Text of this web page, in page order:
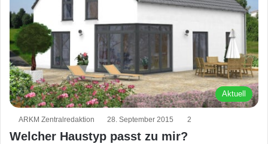
Aktuell
ARKM Zentralredaktion 28. September 2015 2
Welcher Haustyp passt zu mir?